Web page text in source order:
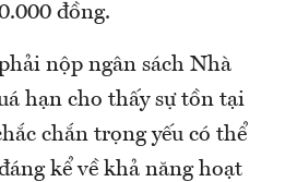
đồng.
nộp ngân sách Nhà
hạn cho thấy sự tồn tại
chắn trọng yếu có thể
kể về khả năng hoạt